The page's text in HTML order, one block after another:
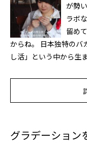
が勢
ラボ
留め
からね。 日本独特のバ
し活」という中から生
グラデーション